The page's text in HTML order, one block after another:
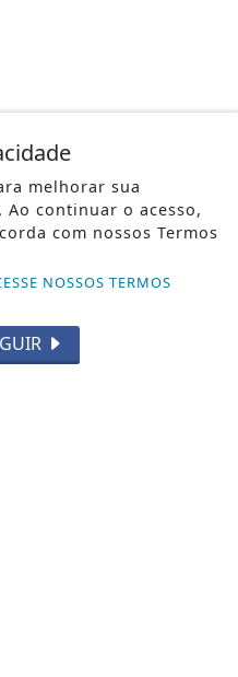
melhorar sua
Ao continuar o acesso,
com nossos Termos
NOSSOS TERMOS